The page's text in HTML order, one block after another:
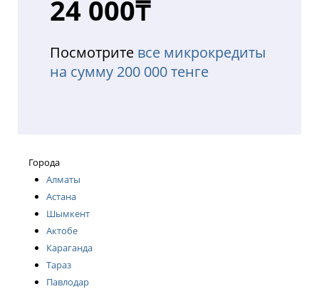
24 000₸
Посмотрите все микрокредиты
на сумму 200 000 тенге
Города
Алматы
Астана
Шымкент
Актобе
Караганда
Тараз
Павлодар